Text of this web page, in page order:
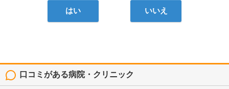
はい いいえ
口コミがある病院・クリニック